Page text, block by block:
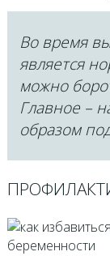
Во время
является
можно
Главное –
образом